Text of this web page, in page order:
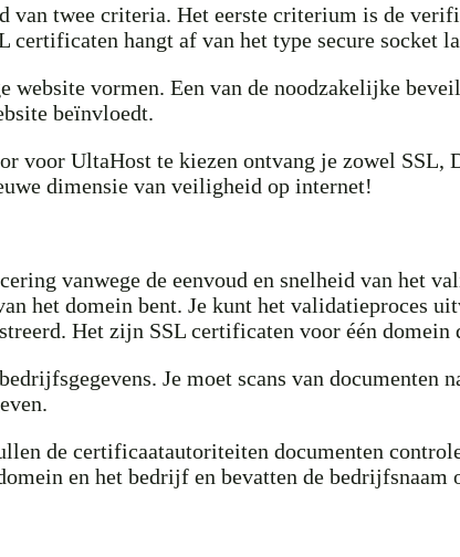
van twee criteria. Het eerste criterium is de
hangt af van het type secure socket
website vormen. Een van de noodzakelijke
beïnvloedt.
voor UltaHost te kiezen ontvang je zowel SSL,
dimensie van veiligheid op internet!
vanwege de eenvoud en snelheid van het
het domein bent. Je kunt het validatieproces
Het zijn SSL certificaten voor één
Je moet scans van documenten
de certificaatautoriteiten documenten
en het bedrijf en bevatten de bedrijfsnaam